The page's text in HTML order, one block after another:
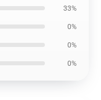
33%
0%
0%
0%